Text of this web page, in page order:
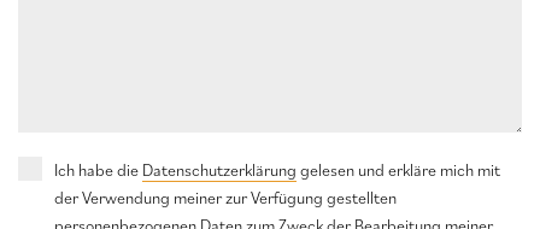
Ich habe die Datenschutzerklärung gelesen und erkläre mich mit
der Verwendung meiner zur Verfügung gestellten